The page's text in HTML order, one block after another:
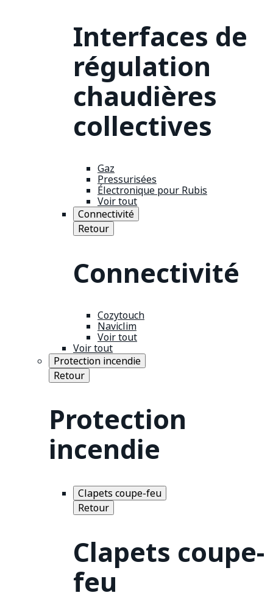
Interfaces de
régulation
chaudières
collectives
Gaz
Pressurisées
Électronique pour Rubis
Voir tout
Connectivité
Retour
Connectivité
Cozytouch
Naviclim
Voir tout
Voir tout
Protection incendie
Retour
Protection
incendie
Clapets coupe-feu
Retour
Clapets coupe-
feu